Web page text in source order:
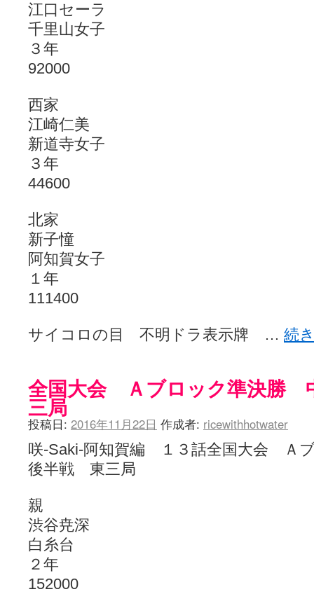
江口セーラ
千里山女子
３年
92000
西家
江崎仁美
新道寺女子
３年
44600
北家
新子憧
阿知賀女子
１年
111400
サイコロの目 不明ドラ表示牌 … 続
全国大会 Ａブロック準決
三局
投稿日: 2016年11月22日 作成者: ricewithhotwater
咲-Saki-阿知賀編 １３話全国大会
後半戦 東三局
親
渋谷尭深
白糸台
２年
152000